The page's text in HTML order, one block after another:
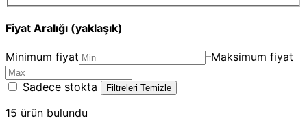
Fiyat Aralığı (yaklaşık)
Minimum fiyat –Maksimum fiyat
Sadece stokta Filtreleri Temizle
15 ürün bulundu